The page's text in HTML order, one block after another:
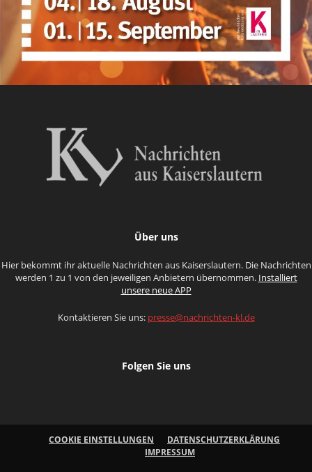
Über uns
Hier bekommt ihr aktuelle Nachrichten aus Kaiserslautern. Die Nachrichten
werden 1 zu 1 von den jeweiligen Anbietern übernommen. Installiert
unsere neue APP
Kontaktieren Sie uns: presse@nachrichten-kl.de
Folgen Sie uns
COOKIE EINSTELLUNGEN
DATENSCHUTZERKLÄRUNG
IMPRESSUM